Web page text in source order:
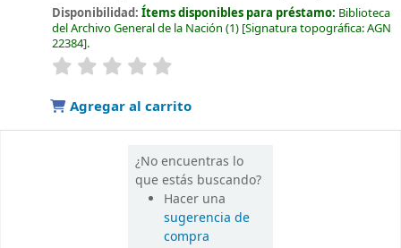
Disponibilidad:Ítems disponibles para préstamo: Biblioteca
del Archivo General de la Nación (1) Signatura topográfica:AGN
22384 .
valoración
Agregar al carrito
¿No encuentras lo
que estás buscando?
Hacer una
sugerencia de
compra